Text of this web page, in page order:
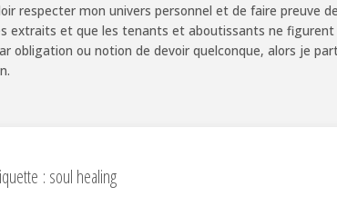
respecter mon univers personnel et de faire preuve
extraits et que les tenants et aboutissants ne
obligation ou notion de devoir quelconque, alors je
: soul healing